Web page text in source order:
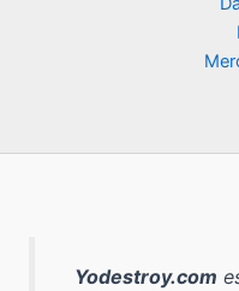
Yodestroy.com